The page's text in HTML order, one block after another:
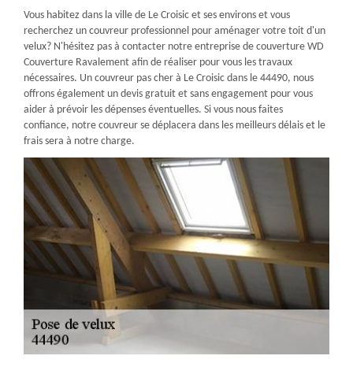
Vous habitez dans la ville de Le Croisic et ses environs et vous
recherchez un couvreur professionnel pour aménager votre toit d'un
velux? N'hésitez pas à contacter notre entreprise de couverture WD
Couverture Ravalement afin de réaliser pour vous les travaux
nécessaires. Un couvreur pas cher à Le Croisic dans le 44490, nous
offrons également un devis gratuit et sans engagement pour vous
aider à prévoir les dépenses éventuelles. Si vous nous faites
confiance, notre couvreur se déplacera dans les meilleurs délais et le
frais sera à notre charge.